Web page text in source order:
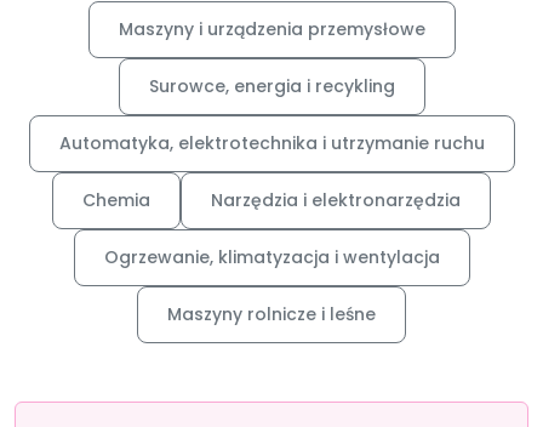
Maszyny i urządzenia przemysłowe
Surowce, energia i recykling
Automatyka, elektrotechnika i utrzymanie ruchu
Chemia Narzędzia i elektronarzędzia
Ogrzewanie, klimatyzacja i wentylacja
Maszyny rolnicze i leśne